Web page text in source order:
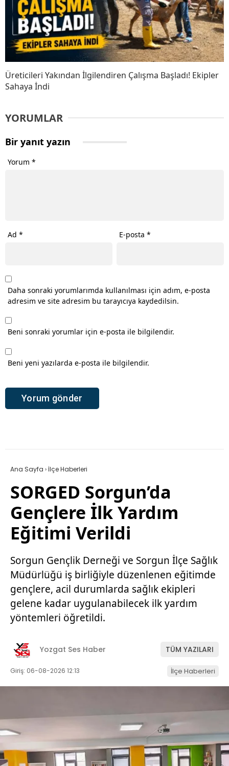
Üreticileri Yakından İlgilendiren Çalışma Başladı! Ekipler
Sahaya İndi
YORUMLAR
Bir yanıt yazın
Yorum *
Ad * E-posta*
Daha sonraki yorumlarımda kullanılması için adım, e-posta
adresim ve site adresim bu tarayıcıya kaydedilsin.
Beni sonraki yorumlar için e-posta ile bilgilendir.
Beni yeni yazılarda e-posta ile bilgilendir.
Ana Sayfa › İlçe Haberleri
SORGED Sorgun’da
Gençlere İlk Yardım
Eğitimi Verildi
Sorgun Gençlik Derneği ve Sorgun İlçe Sağlık
Müdürlüğü iş birliğiyle düzenlenen eğitimde
gençlere, acil durumlarda sağlık ekipleri
gelene kadar uygulanabilecek ilk yardım
yöntemleri öğretildi.
Yozgat Ses Haber TÜM YAZILARI
Giriş: 06-08-2026 12:13 İlçe Haberleri